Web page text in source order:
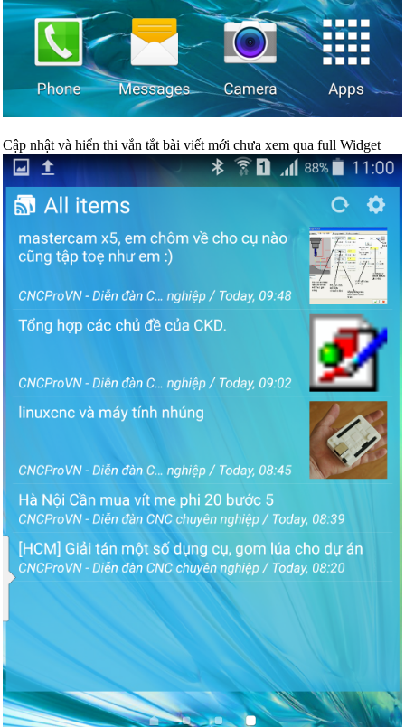
Cập nhật và hiển thi vắn tắt bài viết mới chưa xem qua full Widget